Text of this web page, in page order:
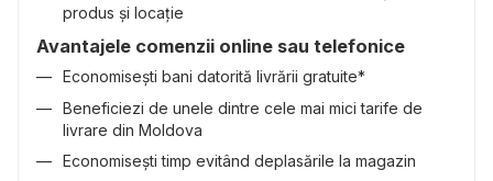
produs și locație
Avantajele comenzii online sau telefonice
Economisești bani datorită livrării gratuite*
Beneficiezi de unele dintre cele mai mici tarife de
livrare din Moldova
Economisești timp evitând deplasările la magazin